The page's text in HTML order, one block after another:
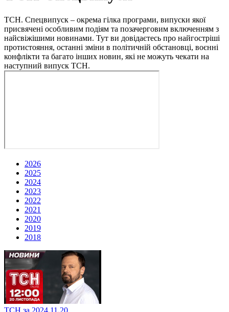
ТСН. Спецвипуск – окрема гілка програми, випуски якої
присвячені особливим подіям та позачерговим включенням з
найсвіжішими новинами. Тут ви довідаєтесь про найгостріші
протистояння, останні зміни в політичній обстановці, воєнні
конфлікти та багато інших новин, які не можуть чекати на
наступний випуск ТСН.
2026
2025
2024
2023
2022
2021
2020
2019
2018
ТСН за 2024.11.20